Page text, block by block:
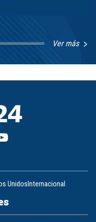
Ver más
UnidosInternacional